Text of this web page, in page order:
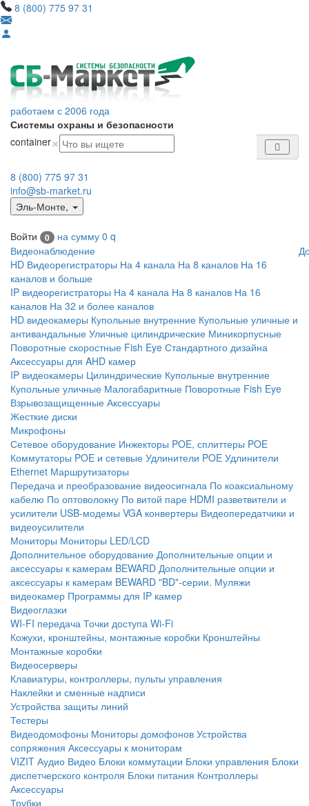
8 (800) 775 97 31
работаем с 2006 года
Системы охраны и безопасности
container×
8 (800) 775 97 31
info@sb-market.ru
Эль-Монте,
Войти 0 на сумму 0 q
Видеонаблюдение
HD Видеорегистраторы На 4 канала На 8 каналов На 16
каналов и больше
IP видеорегистраторы На 4 канала На 8 каналов На 16
каналов На 32 и более каналов
HD видеокамеры Купольные внутренние Купольные уличные и
антивандальные Уличные цилиндрические Миникорпусные
Поворотные скоростные Fish Eye Стандартного дизайна
Аксессуары для AHD камер
IP видеокамеры Цилиндрические Купольные внутренние
Купольные уличные Малогабаритные Поворотные Fish Eye
Взрывозащищенные Аксессуары
Жесткие диски
Микрофоны
Сетевое оборудование Инжекторы POE, сплиттеры POE
Коммутаторы POE и сетевые Удлинители POE Удлинители
Ethernet Маршрутизаторы
Передача и преобразование видеосигнала По коаксиальному
кабелю По оптоволокну По витой паре HDMI разветвители и
усилители USB-модемы VGA конвертеры Видеопередатчики и
видеоусилители
Мониторы Мониторы LED/LCD
Дополнительное оборудование Дополнительные опции и
аксессуары к камерам BEWARD Дополнительные опции и
аксессуары к камерам BEWARD "BD"-серии. Муляжи
видеокамер Программы для IP камер
Видеоглазки
WI-FI передача Точки доступа Wi-Fi
Кожухи, кронштейны, монтажные коробки Кронштейны
Монтажные коробки
Видеосерверы
Клавиатуры, контроллеры, пульты управления
Наклейки и сменные надписи
Устройства защиты линий
Тестеры
Видеодомофоны Мониторы домофонов Устройства
сопряжения Аксессуары к мониторам
VIZIT Аудио Видео Блоки коммутации Блоки управления Блоки
диспетчерского контроля Блоки питания Контроллеры
Аксессуары
Трубки